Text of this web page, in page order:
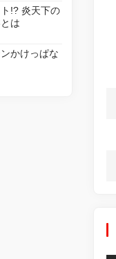
!? 炎天下の
は
かけっぱな